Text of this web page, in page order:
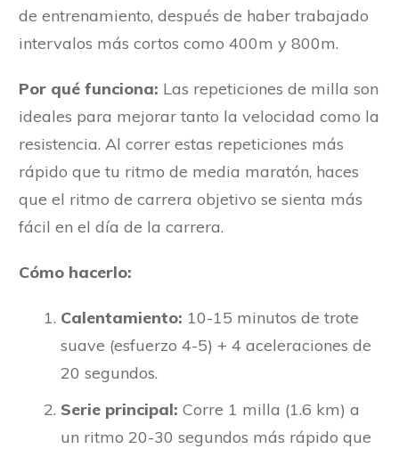
de entrenamiento, después de haber trabajado
intervalos más cortos como 400m y 800m.
Por qué funciona: Las repeticiones de milla son
ideales para mejorar tanto la velocidad como la
resistencia. Al correr estas repeticiones más
rápido que tu ritmo de media maratón, haces
que el ritmo de carrera objetivo se sienta más
fácil en el día de la carrera.
Cómo hacerlo:
Calentamiento: 10-15 minutos de trote
suave (esfuerzo 4-5) + 4 aceleraciones de
20 segundos.
Serie principal: Corre 1 milla (1.6 km) a
un ritmo 20-30 segundos más rápido que